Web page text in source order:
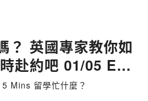
？ 英國專家教你如
赴約吧 01/05 EP-
in 5 Mins 留學忙什麼？